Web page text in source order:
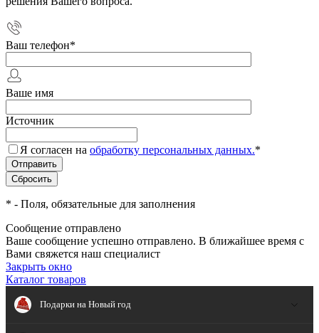
Ваш телефон*
Ваше имя
Источник
Я согласен на обработку персональных данных.*
* - Поля, обязательные для заполнения
Сообщение отправлено
Ваше сообщение успешно отправлено. В ближайшее время с
Вами свяжется наш специалист
Закрыть окно
Каталог товаров
Подарки на Новый год